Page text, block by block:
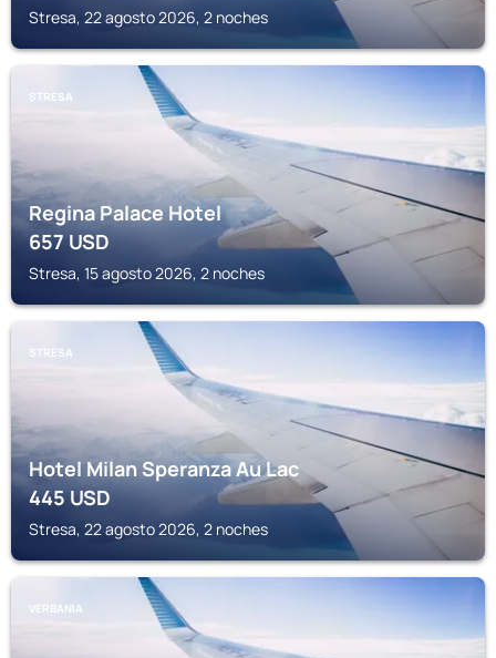
Stresa, 22 agosto 2026, 2 noches
STRESA
Regina Palace Hotel
657USD
Stresa, 15 agosto 2026, 2 noches
STRESA
Hotel Milan Speranza Au Lac
445USD
Stresa, 22 agosto 2026, 2 noches
VERBANIA